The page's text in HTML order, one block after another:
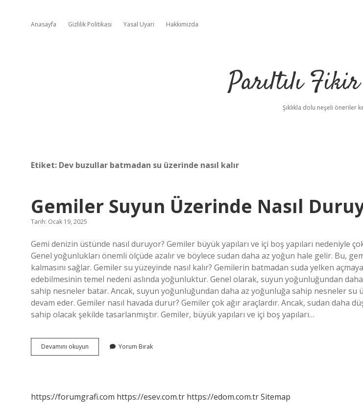
Anasayfa Gizlilik Politikası Yasal Uyarı Hakkımızda
Parıltılı
Şıklıkla dolu neşeli öneriler
Etiket: Dev buzullar batmadan su üzerinde nasıl kalır
Gemiler Suyun Üzerinde Nasıl
Tarih: Ocak 19, 2025
Gemi denizin üstünde nasıl duruyor? Gemiler büyük yapıları ve içi boş yapıları nedeniyle
Genel yoğunlukları önemli ölçüde azalır ve böylece sudan daha az yoğun hale gelir. Bu,
kalmasını sağlar. Gemiler su yüzeyinde nasıl kalır? Gemilerin batmadan suda yelken
edebilmesinin temel nedeni aslında yoğunluktur. Genel olarak, suyun yoğunluğundan
sahip nesneler batar. Ancak, suyun yoğunluğundan daha az yoğunluğa sahip nesneler su
devam eder. Gemiler nasıl havada durur? Gemiler çok ağır araçlardır. Ancak, sudan daha
sahip olacak şekilde tasarlanmıştır. Gemiler, büyük yapıları ve içi boş yapıları…
Devamını okuyun Gemiler
Suyun
Yorum Bırak
https://forumgrafi.com https://esev.com.tr https://edom.com.trSitemap